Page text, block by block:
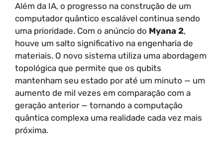
Além da IA, o progresso na construção de um
computador quântico escalável continua sendo
uma prioridade. Com o anúncio do Myana 2,
houve um salto significativo na engenharia de
materiais. O novo sistema utiliza uma abordagem
topológica que permite que os qubits
mantenham seu estado por até um minuto — um
aumento de mil vezes em comparação com a
geração anterior — tornando a computação
quântica complexa uma realidade cada vez mais
próxima.